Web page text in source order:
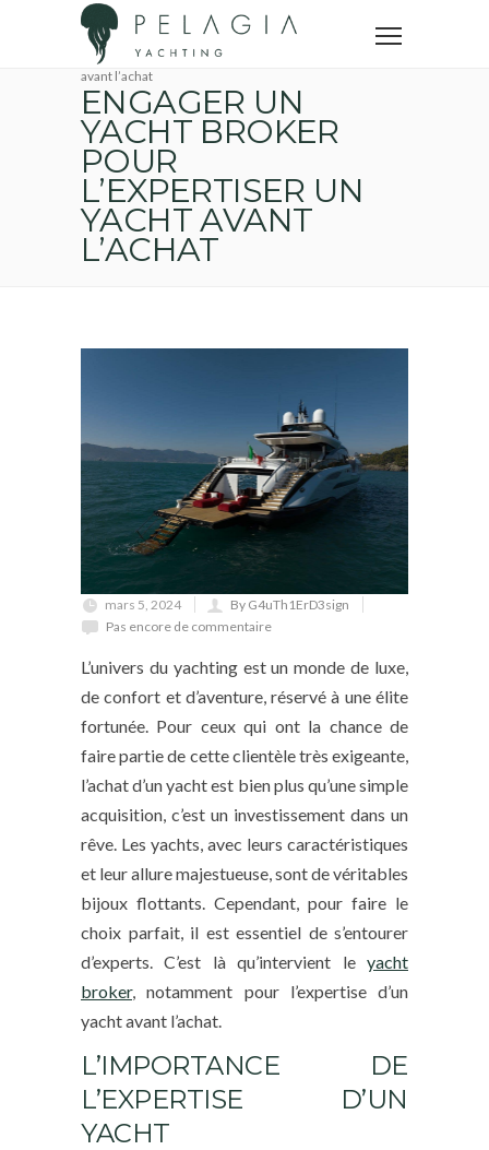
Accueil Conseils achat yacht
Yachting News
Engager un yacht broker pour l’expertiser un yacht
avant l’achat
ENGAGER UN
YACHT BROKER
POUR
L’EXPERTISER UN
YACHT AVANT
L’ACHAT
mars 5, 2024
By G4uTh1ErD3sign
Pas encore de commentaire
L’univers du yachting est un monde de luxe,
de confort et d’aventure, réservé à une élite
fortunée. Pour ceux qui ont la chance de
faire partie de cette clientèle très exigeante,
l’achat d’un yacht est bien plus qu’une simple
acquisition, c’est un investissement dans un
rêve. Les yachts, avec leurs caractéristiques
et leur allure majestueuse, sont de véritables
bijoux flottants. Cependant, pour faire le
choix parfait, il est essentiel de s’entourer
d’experts. C’est là qu’intervient le yacht
broker, notamment pour l’expertise d’un
yacht avant l’achat.
L’IMPORTANCE DE
L’EXPERTISE D’UN
YACHT